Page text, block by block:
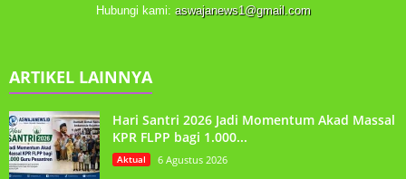
Hubungi kami: aswajanews1@gmail.com
ARTIKEL LAINNYA
Hari Santri 2026 Jadi Momentum Akad Massal
KPR FLPP bagi 1.000...
Aktual 6 Agustus 2026